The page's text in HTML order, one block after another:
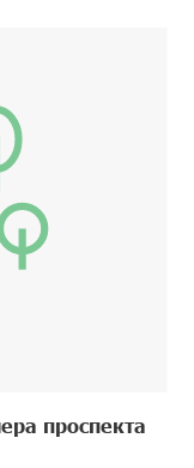
проспекта